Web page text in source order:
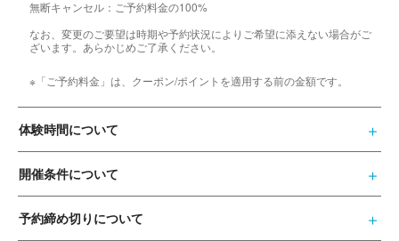
無断キャンセル：ご予約料金の100%
なお、変更のご要望は時期や予約状況によりご希望に添えない場合がご
ざいます。あらかじめご了承ください。
※「ご予約料金」は、クーポン/ポイントを適用する前の金額です。
体験時間について
開催条件について
予約締め切りについて